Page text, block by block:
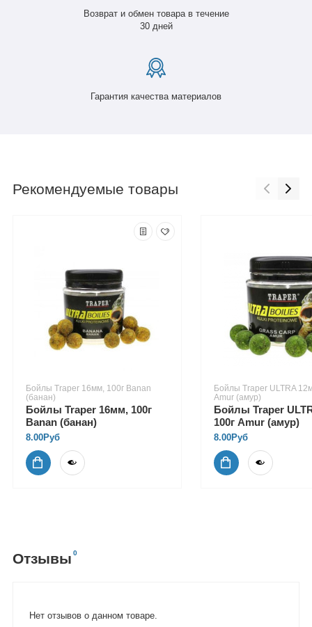
Возврат и обмен товара в течение
30 дней
Гарантия качества материалов
Рекомендуемые товары
Бойлы Traper 16мм, 100г Banan
(банан)
Бойлы Traper 16мм, 100г
Banan (банан)
8.00Руб
Бойлы Traper ULTRA
Amur (амур)
Бойлы Traper
100г Amur (амур)
8.00Руб
Отзывы 0
Нет отзывов о данном товаре.